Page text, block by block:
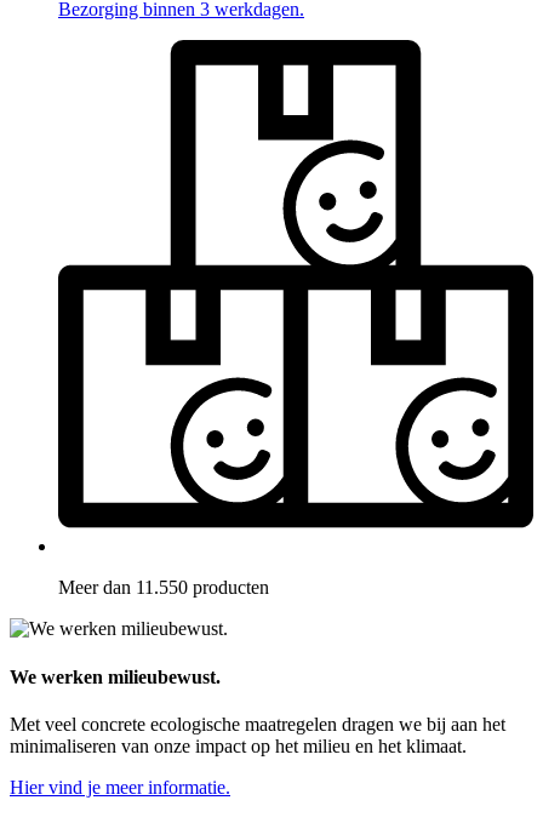
Bezorging binnen 3 werkdagen.
Meer dan 11.550 producten
We werken milieubewust.
Met veel concrete ecologische maatregelen dragen we bij aan het
minimaliseren van onze impact op het milieu en het klimaat.
Hier vind je meer informatie.